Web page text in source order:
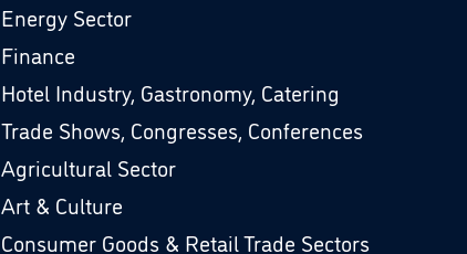
Energy Sector
Finance
Hotel Industry, Gastronomy, Catering
Trade Shows, Congresses, Conferences
Agricultural Sector
Art & Culture
Consumer Goods & Retail Trade Sectors